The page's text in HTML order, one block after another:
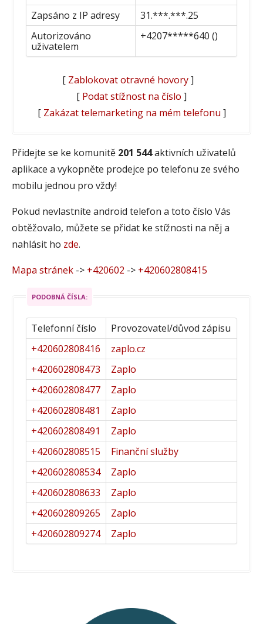
Zapsáno z IP adresy
31.***.***.25
Autorizováno
uživatelem
+4207*****640 ()
[ Zablokovat otravné hovory]
[ Podat stížnost na číslo ]
[ Zakázat telemarketing na mém telefonu ]
Přidejte se ke komunitě 201 544aktivních uživatelů
aplikace a vykopněte prodejce po telefonu ze svého
mobilu jednou pro vždy!
Pokud nevlastníte android telefon a toto číslo Vás
obtěžovalo, můžete se přidat ke stížnosti na něj a
nahlásit ho zde.
Mapa stránek -> +420602 -> +420602808415
PODOBNÁ ČÍSLA:
Telefonní číslo
Provozovatel/důvod zápisu
+420602808416
zaplo.cz
+420602808473
Zaplo
+420602808477
Zaplo
+420602808481
Zaplo
+420602808491
Zaplo
+420602808515
Finanční služby
+420602808534
Zaplo
+420602808633
Zaplo
+420602809265
Zaplo
+420602809274
Zaplo